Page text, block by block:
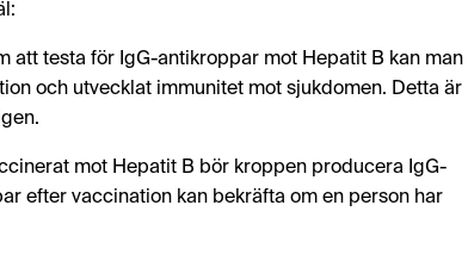
att testa för IgG-antikroppar mot Hepatit B kan man
och utvecklat immunitet mot sjukdomen. Detta är
mot Hepatit B bör kroppen producera IgG-
efter vaccination kan bekräfta om en person har